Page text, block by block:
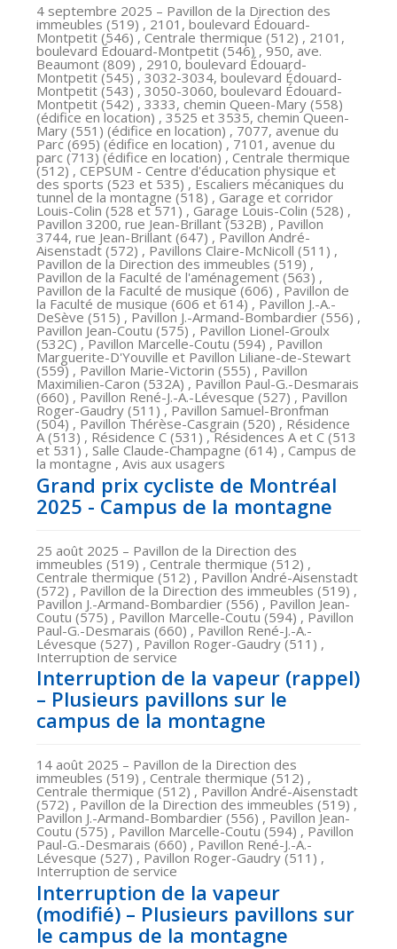
4 septembre 2025 – Pavillon de la Direction des
immeubles (519) , 2101, boulevard Édouard-
Montpetit (546) , Centrale thermique (512) , 2101,
boulevard Édouard-Montpetit (546) , 950, ave.
Beaumont (809) , 2910, boulevard Édouard-
Montpetit (545) , 3032-3034, boulevard Édouard-
Montpetit (543) , 3050-3060, boulevard Édouard-
Montpetit (542) , 3333, chemin Queen-Mary (558)
(édifice en location) , 3525 et 3535, chemin Queen-
Mary (551) (édifice en location) , 7077, avenue du
Parc (695) (édifice en location) , 7101, avenue du
parc (713) (édifice en location) , Centrale thermique
(512) , CEPSUM - Centre d'éducation physique et
des sports (523 et 535) , Escaliers mécaniques du
tunnel de la montagne (518) , Garage et corridor
Louis-Colin (528 et 571) , Garage Louis-Colin (528) ,
Pavillon 3200, rue Jean-Brillant (532B) , Pavillon
3744, rue Jean-Brillant (647) , Pavillon André-
Aisenstadt (572) , Pavillons Claire-McNicoll (511) ,
Pavillon de la Direction des immeubles (519) ,
Pavillon de la Faculté de l'aménagement (563) ,
Pavillon de la Faculté de musique (606) , Pavillon de
la Faculté de musique (606 et 614) , Pavillon J.-A.-
DeSève (515) , Pavillon J.-Armand-Bombardier (556) ,
Pavillon Jean-Coutu (575) , Pavillon Lionel-Groulx
(532C) , Pavillon Marcelle-Coutu (594) , Pavillon
Marguerite-D'Youville et Pavillon Liliane-de-Stewart
(559) , Pavillon Marie-Victorin (555) , Pavillon
Maximilien-Caron (532A) , Pavillon Paul-G.-Desmarais
(660) , Pavillon René-J.-A.-Lévesque (527) , Pavillon
Roger-Gaudry (511) , Pavillon Samuel-Bronfman
(504) , Pavillon Thérèse-Casgrain (520) , Résidence
A (513) , Résidence C (531) , Résidences A et C (513
et 531) , Salle Claude-Champagne (614) , Campus de
la montagne , Avis aux usagers
Grand prix cycliste de Montréal
2025 - Campus de la montagne
25 août 2025 – Pavillon de la Direction des
immeubles (519) , Centrale thermique (512) ,
Centrale thermique (512) , Pavillon André-Aisenstadt
(572) , Pavillon de la Direction des immeubles (519) ,
Pavillon J.-Armand-Bombardier (556) , Pavillon Jean-
Coutu (575) , Pavillon Marcelle-Coutu (594) , Pavillon
Paul-G.-Desmarais (660) , Pavillon René-J.-A.-
Lévesque (527) , Pavillon Roger-Gaudry (511) ,
Interruption de service
Interruption de la vapeur (rappel)
– Plusieurs pavillons sur le
campus de la montagne
14 août 2025 – Pavillon de la Direction des
immeubles (519) , Centrale thermique (512) ,
Centrale thermique (512) , Pavillon André-Aisenstadt
(572) , Pavillon de la Direction des immeubles (519) ,
Pavillon J.-Armand-Bombardier (556) , Pavillon Jean-
Coutu (575) , Pavillon Marcelle-Coutu (594) , Pavillon
Paul-G.-Desmarais (660) , Pavillon René-J.-A.-
Lévesque (527) , Pavillon Roger-Gaudry (511) ,
Interruption de service
Interruption de la vapeur
(modifié) – Plusieurs pavillons sur
le campus de la montagne